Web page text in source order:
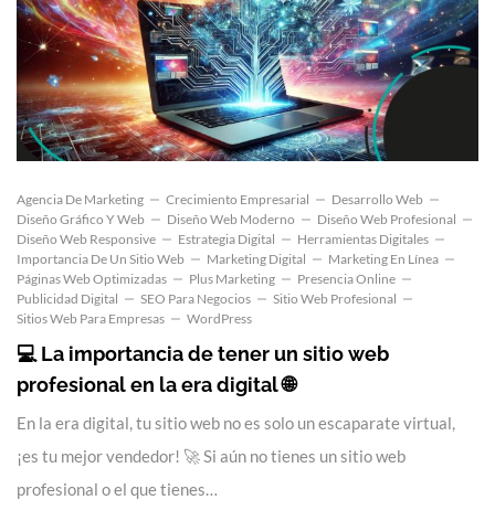
Agencia De Marketing Crecimiento Empresarial
Desarrollo Web
Diseño Gráfico Y Web
Diseño Web Moderno
Diseño Web Profesional
Diseño Web Responsive
Estrategia Digital
Herramientas Digitales
Importancia De Un Sitio Web
Marketing Digital
Marketing En Línea
Páginas Web Optimizadas
Plus Marketing
Presencia Online
Publicidad Digital
SEO Para Negocios
Sitio Web Profesional
Sitios Web Para Empresas
WordPress
💻 La importancia de tener un sitio web
profesional en la era digital 🌐
En la era digital, tu sitio web no es solo un escaparate virtual,
¡es tu mejor vendedor! 🚀 Si aún no tienes un sitio web
profesional o el que tienes…